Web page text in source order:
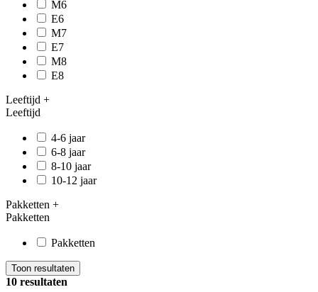
M6
E6
M7
E7
M8
E8
Leeftijd +
Leeftijd
4-6 jaar
6-8 jaar
8-10 jaar
10-12 jaar
Pakketten +
Pakketten
Pakketten
Toon resultaten
10 resultaten